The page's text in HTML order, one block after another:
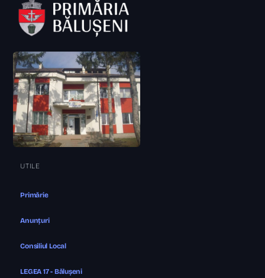
UTILE
Primărie
Anunțuri
Consiliul Local
LEGEA 17 - Bălușeni